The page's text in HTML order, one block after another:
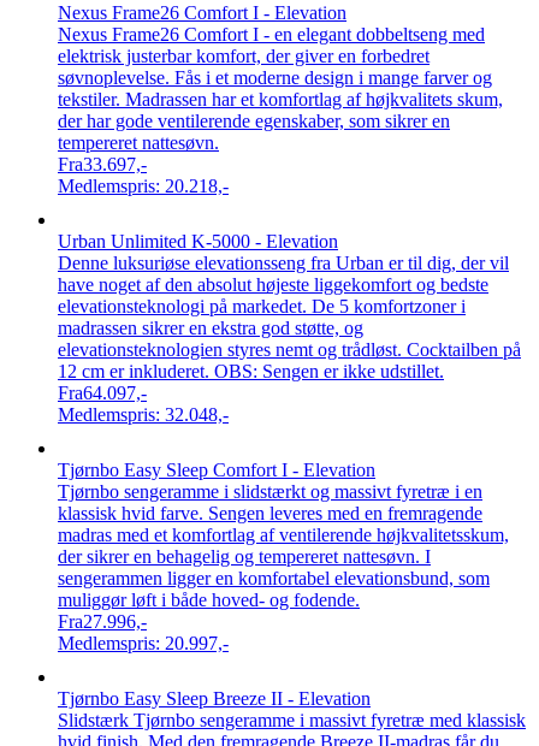
Nexus Frame26 Comfort I - Elevation
Nexus Frame26 Comfort I - en elegant dobbeltseng med
elektrisk justerbar komfort, der giver en forbedret
søvnoplevelse. Fås i et moderne design i mange farver og
tekstiler. Madrassen har et komfortlag af højkvalitets skum,
der har gode ventilerende egenskaber, som sikrer en
tempereret nattesøvn.
Fra33.697,-
Medlemspris: 20.218,-
Urban Unlimited K-5000 - Elevation
Denne luksuriøse elevationsseng fra Urban er til dig, der vil
have noget af den absolut højeste liggekomfort og bedste
elevationsteknologi på markedet. De 5 komfortzoner i
madrassen sikrer en ekstra god støtte, og
elevationsteknologien styres nemt og trådløst. Cocktailben på
12 cm er inkluderet. OBS: Sengen er ikke udstillet.
Fra64.097,-
Medlemspris: 32.048,-
Tjørnbo Easy Sleep Comfort I - Elevation
Tjørnbo sengeramme i slidstærkt og massivt fyretræ i en
klassisk hvid farve. Sengen leveres med en fremragende
madras med et komfortlag af ventilerende højkvalitetsskum,
der sikrer en behagelig og tempereret nattesøvn. I
sengerammen ligger en komfortabel elevationsbund, som
muliggør løft i både hoved- og fodende.
Fra27.996,-
Medlemspris: 20.997,-
Tjørnbo Easy Sleep Breeze II - Elevation
Slidstærk Tjørnbo sengeramme i massivt fyretræ med klassisk
hvid finish. Med den fremragende Breeze II-madras får du